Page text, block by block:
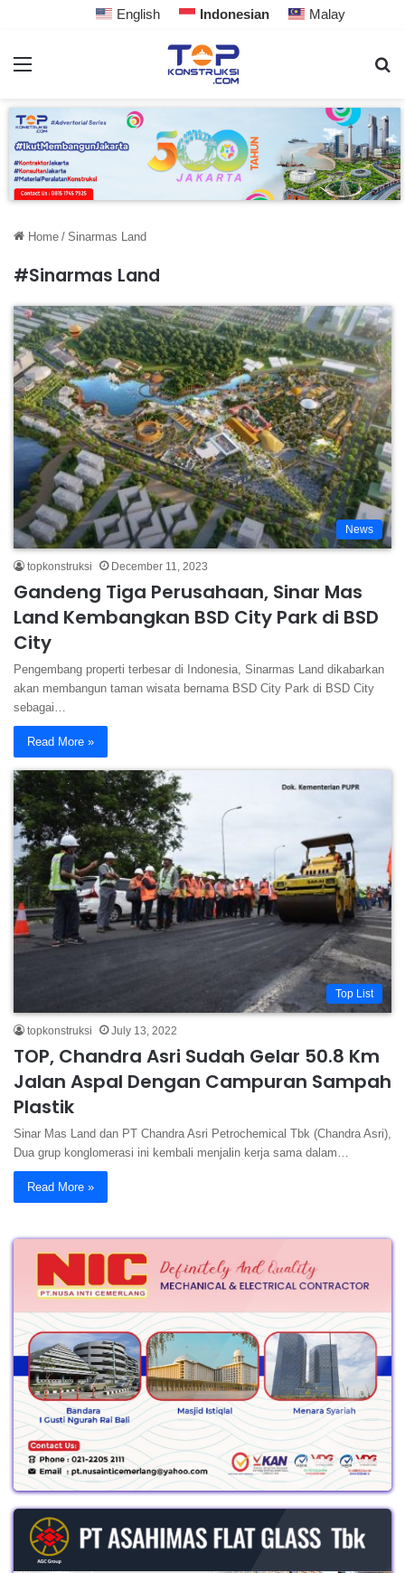
English Indonesian Malay
Home / Sinarmas Land
#Sinarmas Land
News
topkonstruksi December 11, 2023
Gandeng Tiga Perusahaan, Sinar Mas
Land Kembangkan BSD City Park di BSD
City
Pengembang properti terbesar di Indonesia, Sinarmas Land dikabarkan
akan membangun taman wisata bernama BSD City Park di BSD City
sebagai…
Read More »
Top List
topkonstruksi July 13, 2022
TOP, Chandra Asri Sudah Gelar 50.8 Km
Jalan Aspal Dengan Campuran Sampah
Plastik
Sinar Mas Land dan PT Chandra Asri Petrochemical Tbk (Chandra Asri),
Dua grup konglomerasi ini kembali menjalin kerja sama dalam…
Read More »